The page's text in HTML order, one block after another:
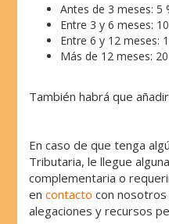
Antes de 3 meses: 5
Entre 3 y 6 meses:
Entre 6 y 12 meses:
Más de 12 meses:
También habrá que
En caso de que tenga
Tributaria, le llegue
complementaria o
encontacto con
alegaciones y recursos